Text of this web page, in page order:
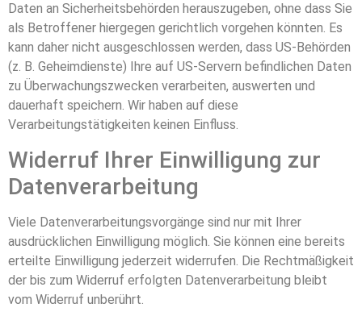
Daten an Sicherheitsbehörden herauszugeben, ohne dass Sie
als Betroffener hiergegen gerichtlich vorgehen könnten. Es
kann daher nicht ausgeschlossen werden, dass US-Behörden
(z. B. Geheimdienste) Ihre auf US-Servern befindlichen Daten
zu Überwachungszwecken verarbeiten, auswerten und
dauerhaft speichern. Wir haben auf diese
Verarbeitungstätigkeiten keinen Einfluss.
Widerruf Ihrer Einwilligung zur
Datenverarbeitung
Viele Datenverarbeitungsvorgänge sind nur mit Ihrer
ausdrücklichen Einwilligung möglich. Sie können eine bereits
erteilte Einwilligung jederzeit widerrufen. Die Rechtmäßigkeit
der bis zum Widerruf erfolgten Datenverarbeitung bleibt
vom Widerruf unberührt.